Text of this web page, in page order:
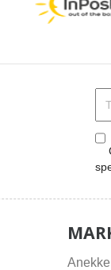
Anekke